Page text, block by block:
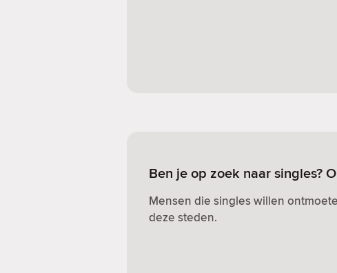
Ben je op zoek naar singles?
Mensen die singles willen
deze steden.